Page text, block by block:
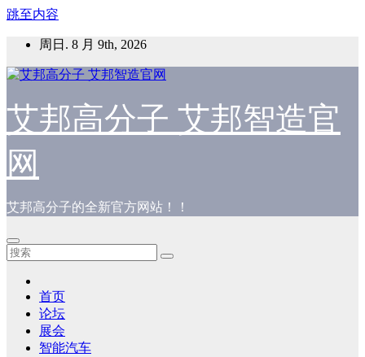
跳至内容
周日. 8 月 9th, 2026
艾邦高分子 艾邦智造官
网
艾邦高分子的全新官方网站！！
首页
论坛
展会
智能汽车